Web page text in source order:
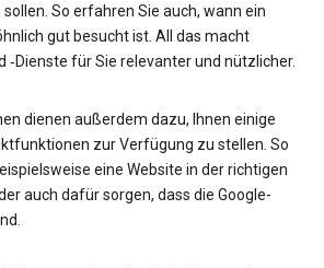
sollen. So erfahren Sie auch, wann ein
gut besucht ist. All das macht
‑Dienste für Sie relevanter und nützlicher.
dienen außerdem dazu, Ihnen einige
zur Verfügung zu stellen. So
eine Website in der richtigen
auch dafür sorgen, dass die Google-